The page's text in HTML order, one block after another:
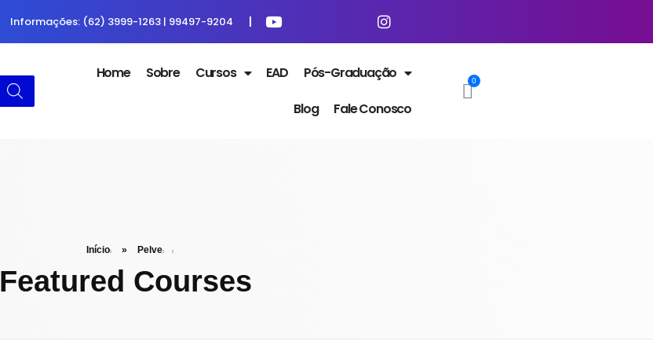
Informações: (62) 3999-1263 | 99497-9204
Home Sobre Cursos EAD
Pós-Graduação
Blog
Fale Conosco
Início » Pelve
Featured Courses